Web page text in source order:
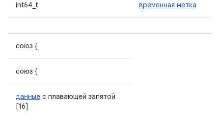
int64_t временная метка
союз {
союз {
данные с плавающей запятой
[16]